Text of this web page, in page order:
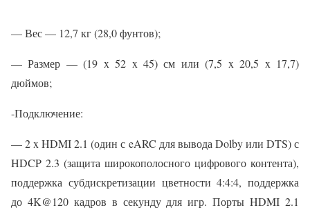
— Вес — 12,7 кг (28,0 фунтов);
— Размер — (19 x 52 x 45) см или (7,5 x 20,5 x 17,7)
дюймов;
-Подключение:
— 2 x HDMI 2.1 (один с eARC для вывода Dolby или DTS) с
HDCP 2.3 (защита широкополосного цифрового контента),
поддержка субдискретизации цветности 4:4:4, поддержка
до 4K@120 кадров в секунду для игр. Порты HDMI 2.1